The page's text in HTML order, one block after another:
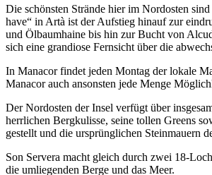
Die schönsten Strände hier im Nordosten
have“ in Artà ist der Aufstieg hinauf zur
und Ölbaumhaine bis hin zur Bucht von
sich eine grandiose Fernsicht über die
In Manacor findet jeden Montag der lokale
Manacor auch ansonsten jede Menge
Der Nordosten der Insel verfügt über
herrlichen Bergkulisse, seine tollen Greens
gestellt und die ursprünglichen Steinmauern
Son Servera macht gleich durch zwei 18-
die umliegenden Berge und das Meer.